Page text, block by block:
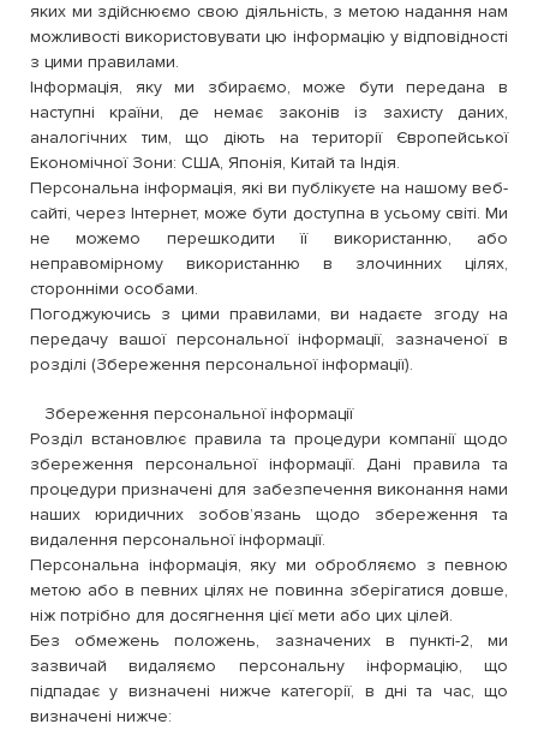
яких ми здійснюємо свою діяльність, з метою надання нам
можливості використовувати цю інформацію у відповідності
з цими правилами.
Інформація, яку ми збираємо, може бути передана в
наступні країни, де немає законів із захисту даних,
аналогічних тим, що діють на території Європейської
Економічної Зони: США, Японія, Китай та Індія.
Персональна інформація, які ви публікуєте на нашому веб-
сайті, через Інтернет, може бути доступна в усьому світі. Ми
не можемо перешкодити її використанню, або
неправомірному використанню в злочинних цілях,
сторонніми особами.
Погоджуючись з цими правилами, ви надаєте згоду на
передачу вашої персональної інформації, зазначеної в
розділі (Збереження персональної інформації).
Збереження персональної інформації
Розділ встановлює правила та процедури компанії щодо
збереження персональної інформації. Дані правила та
процедури призначені для забезпечення виконання нами
наших юридичних зобов’язань щодо збереження та
видалення персональної інформації.
Персональна інформація, яку ми обробляємо з певною
метою або в певних цілях не повинна зберігатися довше,
ніж потрібно для досягнення цієї мети або цих цілей.
Без обмежень положень, зазначених в пункті-2, ми
зазвичай видаляємо персональну інформацію, що
підпадає у визначені нижче категорії, в дні та час, що
визначені нижче: